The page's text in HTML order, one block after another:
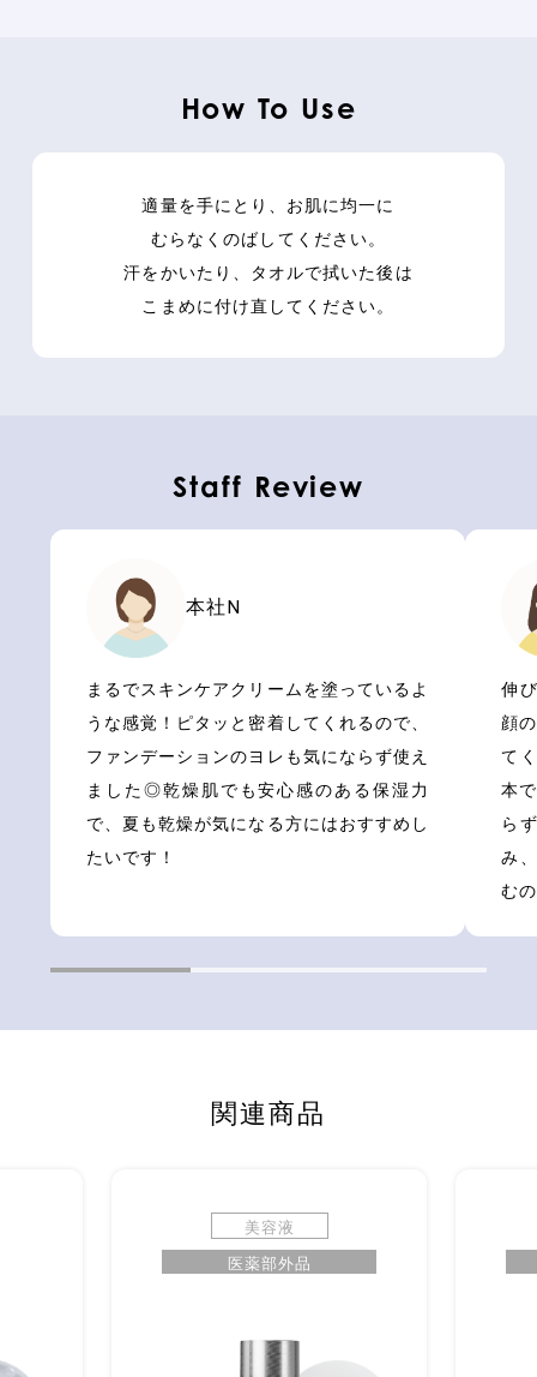
※6 β-カロチン、キサントフィル
清々しく香り立つシトラスをベースに、
ビターで上品なネロリと清潔感のあるサイプレスに
時折のぞく芳醇な甘さが心を満たしてくれます。
リラックスしたいときに味方になってくれる、
心地よいフレグランスです。
How To Use
適量を手にとり、お肌に均一に
むらなくのばしてください。
汗をかいたり、タオルで拭いた後は
こまめに付け直してください。
Staff Review
本社N
まるでスキンケアクリームを塗っているよ
うな感覚！ピタッと密着してくれるので、
ファンデーションのヨレも気にならず使え
ました◎乾燥肌でも安心感のある保湿力
で、夏も乾燥が気になる方にはおすすめし
たいです！
伸
顔
て
本
ら
み
む
関連商品
美容液
医薬部外品